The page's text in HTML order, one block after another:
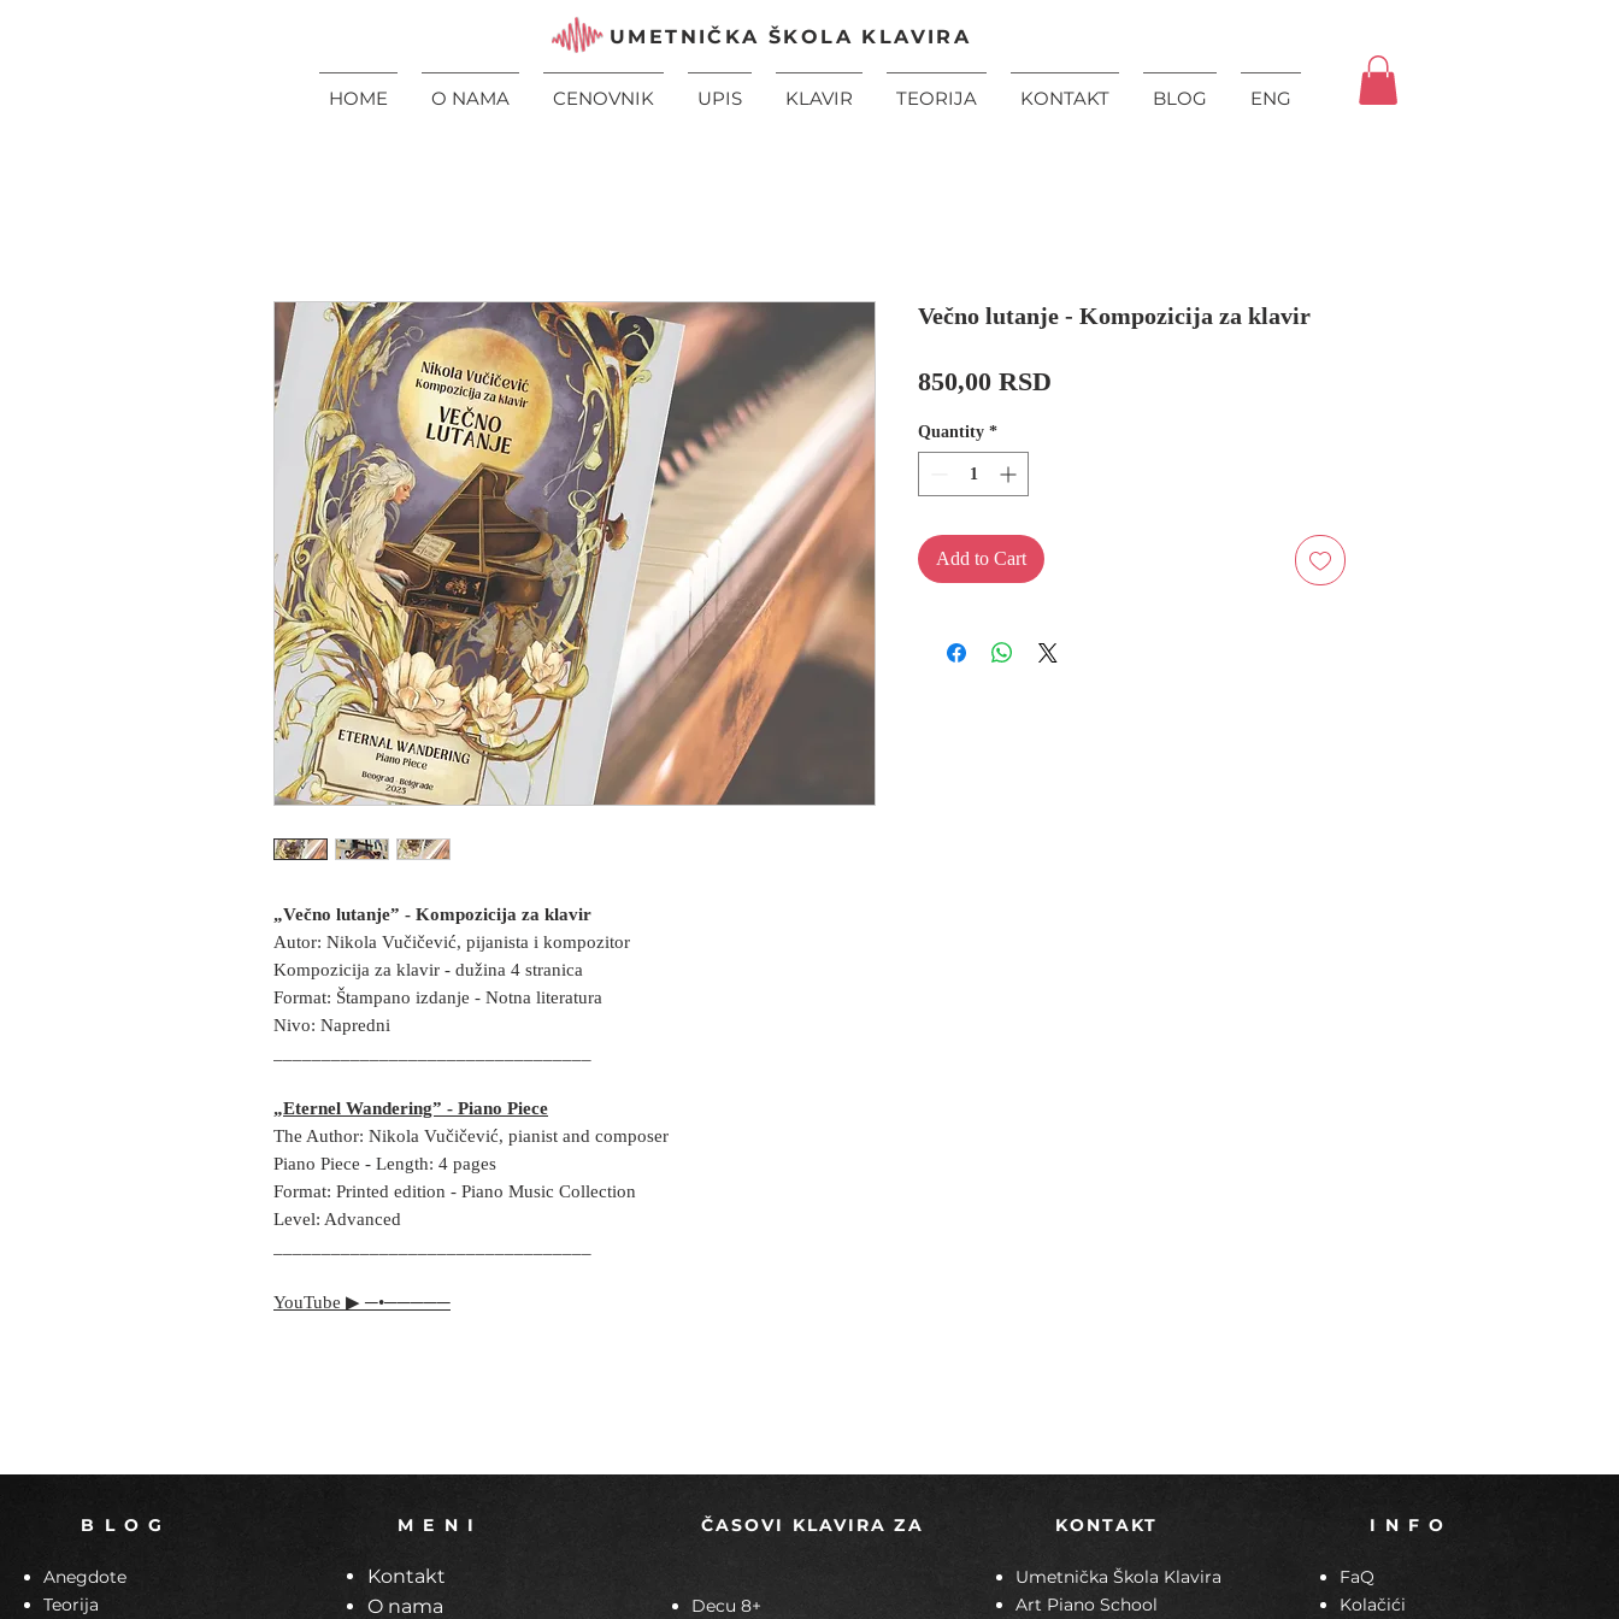
UMETNIČKA ŠKOLA KLAVIRA
HOME O NAMA CENOVNIK UPIS KLAVIR TEORIJA KONTAKT BLOG ENG
„Večno lutanje” - Kompozicija za klavir
Autor: Nikola Vučičević, pijanista i kompozitor
Kompozicija za klavir - dužina 4 stranica
Format: Štampano izdanje - Notna literatura
Nivo: Napredni
„Eternel Wandering” - Piano Piece
The Author: Nikola Vučičević, pianist and composer
Piano Piece - Length: 4 pages
Format: Printed edition - Piano Music Collection
Level: Advanced
YouTube ▶︎ ─•─────
Večno lutanje - Kompozicija za klavir
850,00 RSD
Quantity *
Add to Cart
B L O G
Anegdote
Teorija
M E N I
Kontakt
O nama
ČASOVI KLAVIRA ZA
Decu 8+
KONTAKT
Umetnička Škola Klavira
Art Piano School
I N F O
FaQ
Kolačići